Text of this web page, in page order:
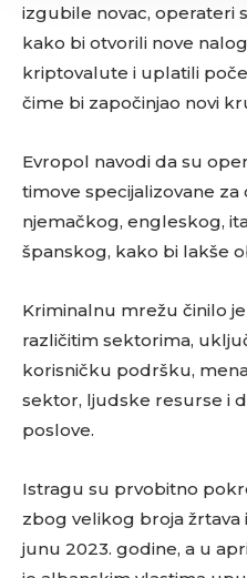
izgubile novac, operateri
kako bi otvorili nove
kriptovalute i uplatili
čime bi započinjao novi
Evropol navodi da su
timove specijalizovane
njemačkog, engleskog,
španskog, kako bi lakše
Kriminalnu mrežu činilo
različitim sektorima,
korisničku podršku,
sektor, ljudske resurse i
poslove.
Istragu su prvobitno
zbog velikog broja
junu 2023. godine, a u